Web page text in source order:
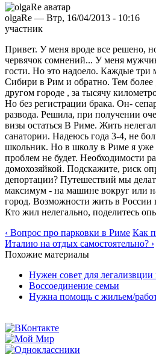
olgaRe — Втр, 16/04/2013 - 10:16
участник
Привет. У меня вроде все решено,
червячок сомнений... У меня
гости. Но это надоело. Каждые три
Сибири в Рим и обратно. Тем более
другом городе , за тысячу
Но без регистрации брака. Он-
развода. Решила, при получении
визы остаться В Риме. Жить
санатории. Надеюсь года 3-4, не
школьник. Но в школу в Риме я уже
проблем не будет. Необходимости
домохозяйкой. Подскажите, риск
депортации? Путешествий мы
максимум - на машине вокруг или
город. Возможности жить в России
Кто жил нелегально, поделитесь
‹ Вопрос про парковки в Риме Как
Италию на отдых самостоятельно? ›
Похожие материалы
Нужен совет для легализвции
Воссоединение семьи
Нужна помощь с жильем/